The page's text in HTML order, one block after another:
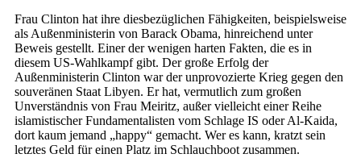
Frau Clinton hat ihre diesbezüglichen Fähigkeiten, beispielsweise
als Außenministerin von Barack Obama, hinreichend unter
Beweis gestellt. Einer der wenigen harten Fakten, die es in
diesem US-Wahlkampf gibt. Der große Erfolg der
Außenministerin Clinton war der unprovozierte Krieg gegen den
souveränen Staat Libyen. Er hat, vermutlich zum großen
Unverständnis von Frau Meiritz, außer vielleicht einer Reihe
islamistischer Fundamentalisten vom Schlage IS oder Al-Kaida,
dort kaum jemand „happy“ gemacht. Wer es kann, kratzt sein
letztes Geld für einen Platz im Schlauchboot zusammen.